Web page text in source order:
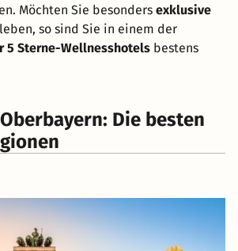
Möchten Sie besonders exklusive
so sind Sie in einem der
5 Sterne-Wellnesshotels bestens
Die besten